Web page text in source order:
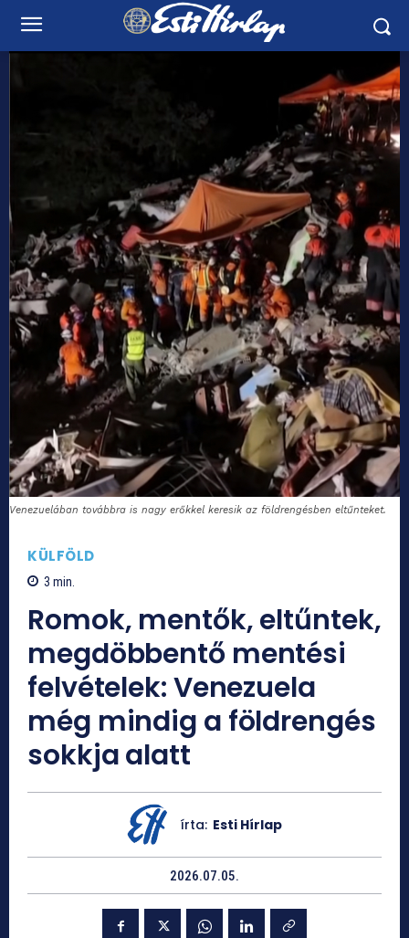
Venezuelában továbbra is nagy erőkkel keresik az földrengésben eltűnteket.
KÜLFÖLD
3 min.
Romok, mentők, eltűntek,
megdöbbentő mentési
felvételek: Venezuela
még mindig a földrengés
sokkja alatt
írta: Esti Hírlap
2026.07.05.